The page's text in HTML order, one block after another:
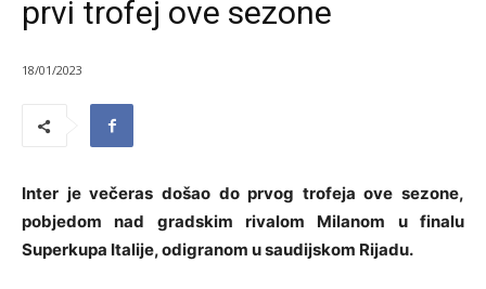
prvi trofej ove sezone
18/01/2023
Inter je večeras došao do prvog trofeja ove sezone,
pobjedom nad gradskim rivalom Milanom u finalu
Superkupa Italije, odigranom u saudijskom Rijadu.